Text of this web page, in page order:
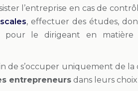
l’entreprise en cas de
, effectuer des études,
pour le dirigeant en matière
de s’occuper uniquement de
entrepreneurs dans leurs